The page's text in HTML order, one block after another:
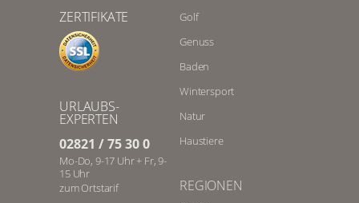
ZERTIFIKATE
URLAUBS-
EXPERTEN
02821 / 75 30 0
Mo-Do, 9-17 Uhr + Fr, 9-
15 Uhr
zum Ortstarif
Golf
Genuss
Baden
Wintersport
Natur
Haustiere
REGIONEN